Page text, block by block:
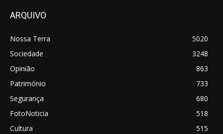
ARQUIVO
Nossa Terra
5020
Sociedade
3248
Opinião
863
Património
733
Segurança
680
FotoNoticia
518
Cultura
515